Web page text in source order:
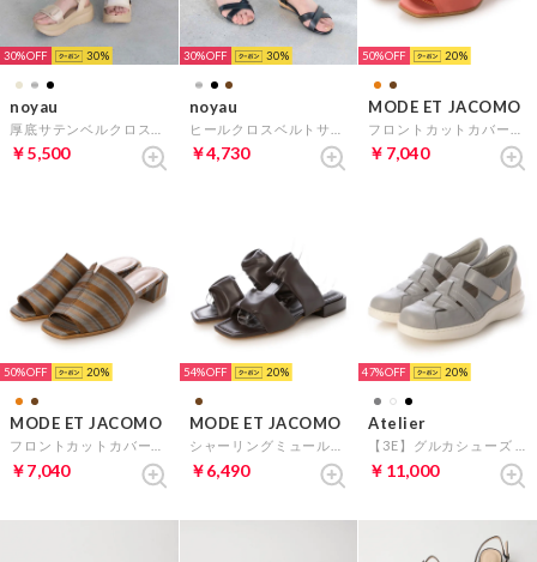
30% 30
noyau
￥5,500
30% 30
noyau
￥4,730
50% 20
MODE ET JACOMO
￥7,040
50% 20
MODE ET JACOMO
￥7,040
54% 20
MODE ET JACOMO
￥6,490
47% 20
Atelier
￥11,000